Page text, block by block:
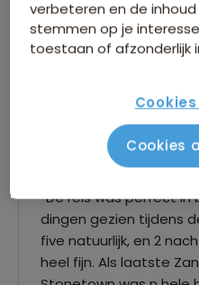
“Geweldige reis. De
erg goed geregeld.
Arjen), met veel kennis
“De reis was perfect
dingen gezien tijdens
five natuurlijk, en 2
heel fijn. Als laatste
verbeteren en de
stemmen op je
toestaan of afzonderlijk
Cookies